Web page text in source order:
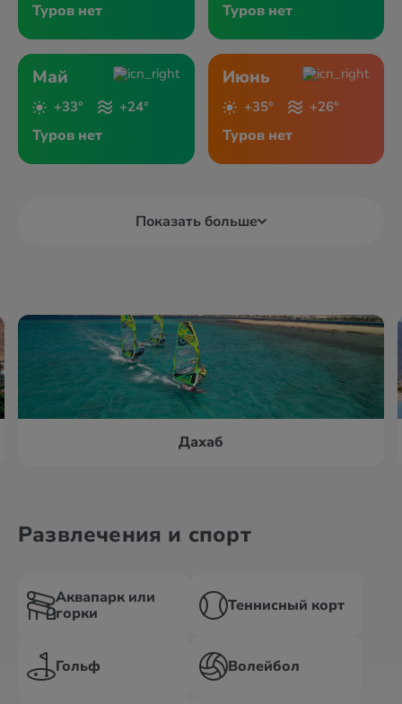
Туров нет Туров нет
Май
+33° +24°
Туров нет
Июнь
+35° +26°
Туров нет
Показать больше
Дахаб
Развлечения и спорт
Аквапарк или
горки
Теннисный корт
Гольф Волейбол